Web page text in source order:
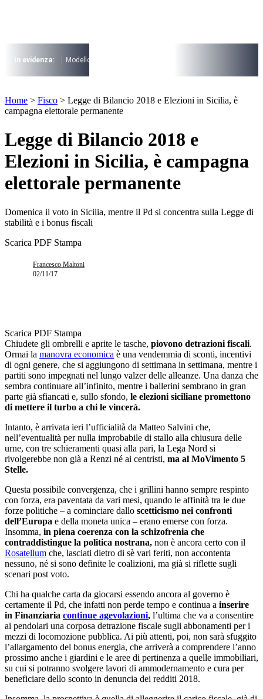
Lorem ipsum dolor sit amet consectetur
In evidenza: Modello 730
Lorem ipsum dolor sit amet consectetur
Home > Fisco > Legge di Bilancio 2018 e Elezioni in Sicilia, è
campagna elettorale permanente
Legge di Bilancio 2018 e
Elezioni in Sicilia, è campagna
elettorale permanente
Domenica il voto in Sicilia, mentre il Pd si concentra sulla Legge di
stabilità e i bonus fiscali
Scarica PDF Stampa
Francesco Maltoni
02/11/17
Scarica PDF Stampa
Chiudete gli ombrelli e aprite le tasche, piovono detrazioni fiscali.
Ormai la manovra economica è una vendemmia di sconti, incentivi
di ogni genere, che si aggiungono di settimana in settimana, mentre i
partiti sono impegnati nel lungo valzer delle alleanze. Una danza che
sembra continuare all’infinito, mentre i ballerini sembrano in gran
parte già sfiancati e, sullo sfondo, le elezioni siciliane promettono
di mettere il turbo a chi le vincerà.
Intanto, è arrivata ieri l’ufficialità da Matteo Salvini che,
nell’eventualità per nulla improbabile di stallo alla chiusura delle
urne, con tre schieramenti quasi alla pari, la Lega Nord si
rivolgerebbe non già a Renzi né ai centristi, ma al MoVimento 5
Stelle.
Questa possibile convergenza, che i grillini hanno sempre respinto
con forza, era paventata da vari mesi, quando le affinità tra le due
forze politiche – a cominciare dallo scetticismo nei confronti
dell’Europa e della moneta unica – erano emerse con forza.
Insomma, in piena coerenza con la schizofrenia che
contraddistingue la politica nostrana, non è ancora certo con il
Rosatellum che, lasciati dietro di sè vari feriti, non accontenta
nessuno, né si sono definite le coalizioni, ma già si riflette sugli
scenari post voto.
Chi ha qualche carta da giocarsi essendo ancora al governo è
certamente il Pd, che infatti non perde tempo e continua a inserire
in Finanziaria continue agevolazioni, l’ultima che va a consentire
ai pendolari una corposa detrazione fiscale sugli abbonamenti per i
mezzi di locomozione pubblica. Ai più attenti, poi, non sarà sfuggito
l’allargamento del bonus energia, che arriverà a comprendere l’anno
prossimo anche i giardini e le aree di pertinenza a quelle immobiliari,
su cui si potranno svolgere lavori di ammodernamento e cura per
beneficiare dello sconto in denuncia dei redditi 2018.